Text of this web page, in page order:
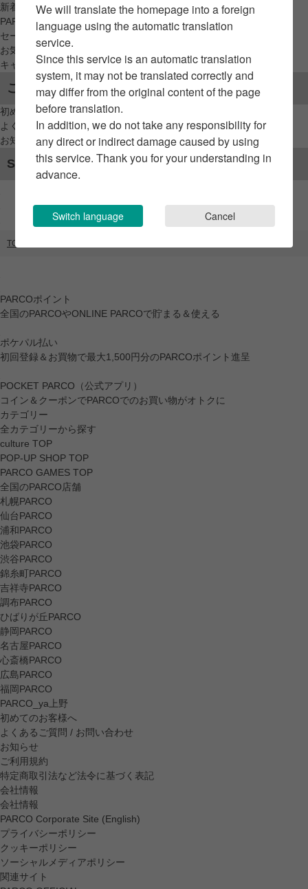
新着アイテムから探す
PARCO限定アイテムから探す
セールアイテムから探す
お気に入りから探す
キャンペーン/クーポン対象から探す
ご利用案内
初めてのお客様へ
よくあるご質問 / お問い合わせ
お知らせ
SNSアカウント
TOP
PARCOポイント
全国のPARCOやONLINE PARCOで貯まる＆使える
ポケパル払い
初回登録＆お買物で最大1,500円分のPARCOポイント進呈
POCKET PARCO（公式アプリ）
コイン＆クーポンでPARCOでのお買い物がオトクに
カテゴリー
全カテゴリーから探す
culture TOP
POP-UP SHOP TOP
PARCO GAMES TOP
全国のPARCO店舗
札幌PARCO
仙台PARCO
浦和PARCO
池袋PARCO
渋谷PARCO
錦糸町PARCO
吉祥寺PARCO
調布PARCO
ひばりが丘PARCO
静岡PARCO
名古屋PARCO
心斎橋PARCO
広島PARCO
福岡PARCO
PARCO_ya上野
初めてのお客様へ
よくあるご質問 / お問い合わせ
お知らせ
ご利用規約
特定商取引法など法令に基づく表記
会社情報
会社情報
PARCO Corporate Site (English)
プライバシーポリシー
クッキーポリシー
ソーシャルメディアポリシー
関連サイト
We will translate the homepage into a foreign
language using the automatic translation
service.
Since this service is an automatic translation
system, it may not be translated correctly and
may differ from the original content of the page
before translation.
In addition, we do not take any responsibility for
any direct or indirect damage caused by using
this service. Thank you for your understanding in
advance.
Switch language Cancel